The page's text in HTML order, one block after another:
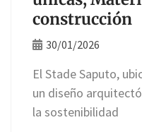
construcción
30/01/2026
El Stade Saputo,
un diseño
la sostenibilidad